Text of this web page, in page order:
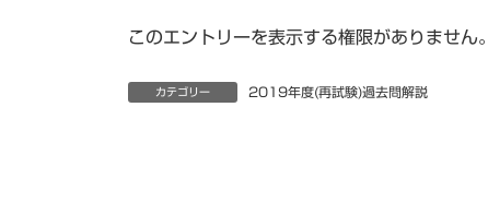
このエントリーを表示する権限がありません。
カテゴリー 2019年度(再試験)過去問解説